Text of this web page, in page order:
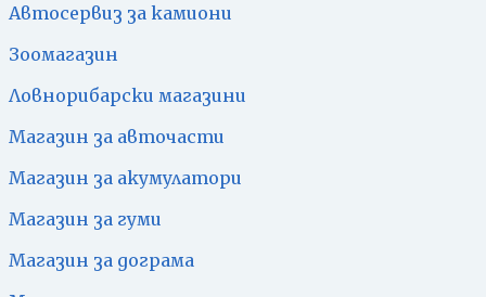
Автосервиз за камиони
Зоомагазин
Ловнорибарски магазини
Магазин за авточасти
Магазин за акумулатори
Магазин за гуми
Магазин за дограма